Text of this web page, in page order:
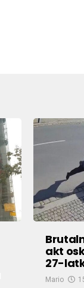
akt
27-
Mario